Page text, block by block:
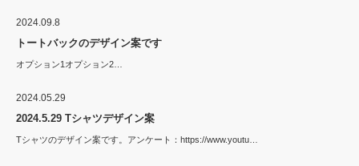
2024.09.8
トートバックのデザイン案です
オプション1オプション2…
2024.05.29
2024.5.29 Tシャツデザイン案
Tシャツのデザイン案です。アンケート：https://www.youtu…